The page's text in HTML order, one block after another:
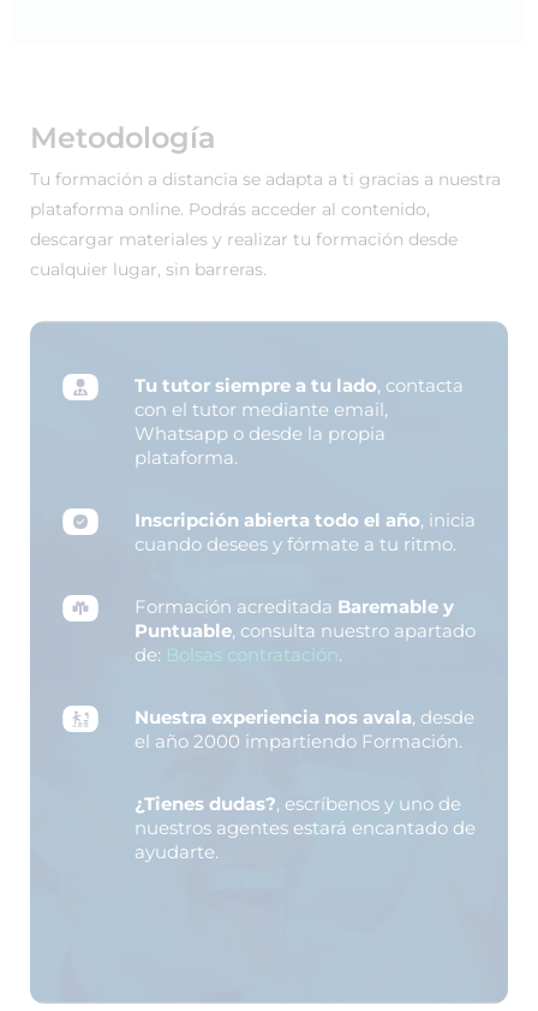
Metodología
Tu formación a distancia se adapta a ti gracias a nuestra
plataforma online. Podrás acceder al contenido,
descargar materiales y realizar tu formación desde
cualquier lugar, sin barreras.
Tu tutor siempre a tu lado, contacta
con el tutor mediante email,
Whatsapp o desde la propia
plataforma.
Inscripción abierta todo el año, inicia
cuando desees y fórmate a tu ritmo.
Formación acreditada Baremable y
Puntuable, consulta nuestro apartado
de: Bolsas contratación.
Nuestra experiencia nos avala, desde
el año 2000 impartiendo Formación.
¿Tienes dudas?, escríbenos y uno de
nuestros agentes estará encantado de
ayudarte.